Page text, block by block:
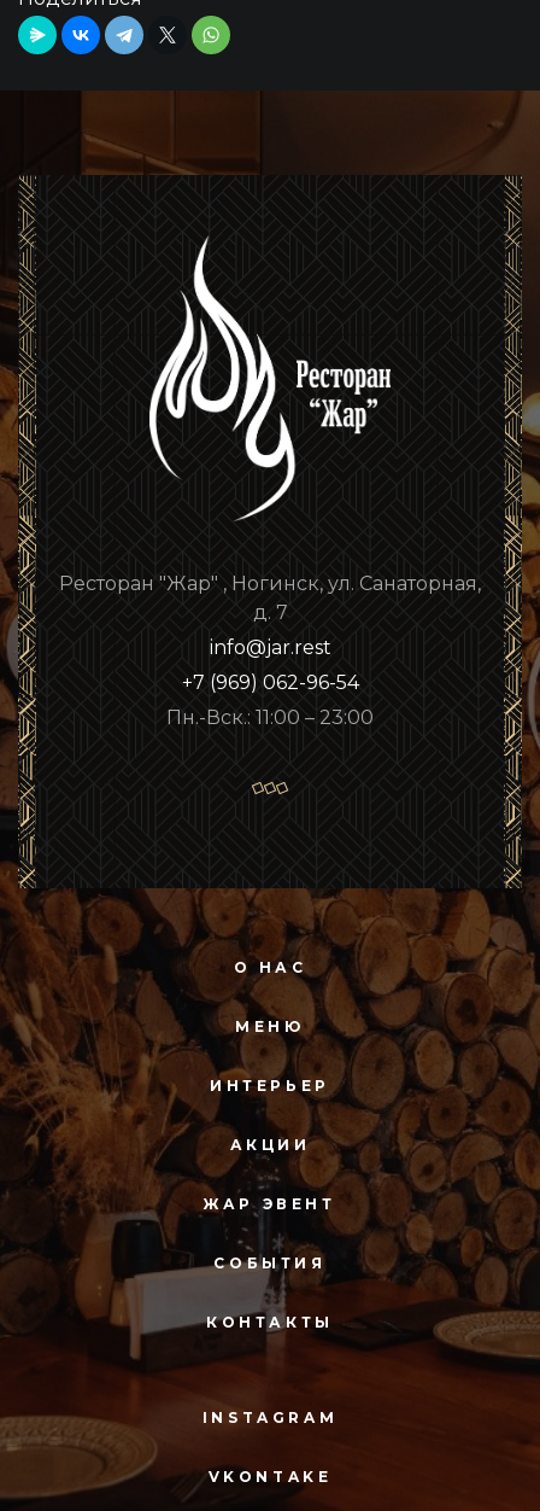
Ресторан "Жар" , Ногинск, ул. Санаторная,
д. 7
info@jar.rest
+7 (969) 062-96-54
Пн.-Вск.: 11:00 – 23:00
О НАС
МЕНЮ
ИНТЕРЬЕР
АКЦИИ
ЖАР ЭВЕНТ
СОБЫТИЯ
КОНТАКТЫ
INSTAGRAM
VKONTAKE